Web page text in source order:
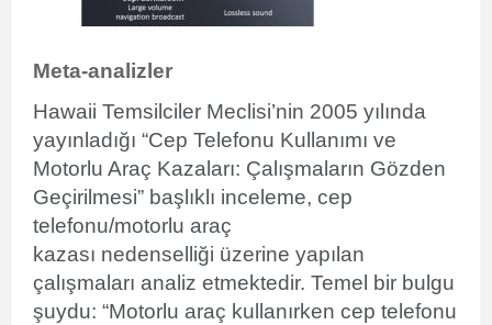
Meta-analizler
Hawaii Temsilciler Meclisi’nin 2005 yılında
yayınladığı “Cep Telefonu Kullanımı ve
Motorlu Araç Kazaları: Çalışmaların Gözden
Geçirilmesi” başlıklı inceleme, cep
telefonu/motorlu araç
kazası nedenselliği üzerine yapılan
çalışmaları analiz etmektedir. Temel bir bulgu
şuydu: “Motorlu araç kullanırken cep telefonu